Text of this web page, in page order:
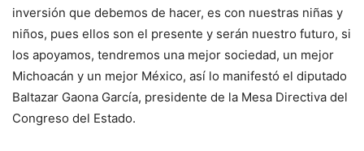
inversión que debemos de hacer, es con nuestras niñas y
niños, pues ellos son el presente y serán nuestro futuro, si
los apoyamos, tendremos una mejor sociedad, un mejor
Michoacán y un mejor México, así lo manifestó el diputado
Baltazar Gaona García, presidente de la Mesa Directiva del
Congreso del Estado.